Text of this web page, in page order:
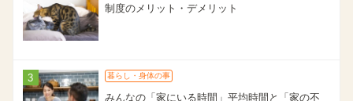
制度のメリット・デメリット
暮らし・身体の事
みんなの「家にいる時間」平均時間と「家の不